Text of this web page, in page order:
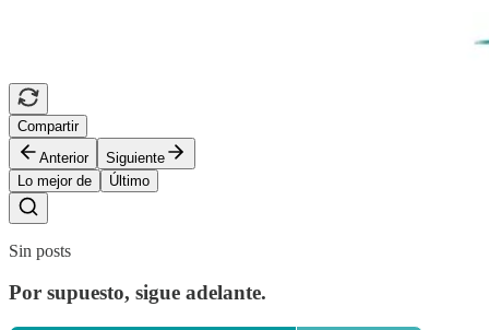
Compartir
Anterior
Siguiente
Lo mejor de
Último
Sin posts
Por supuesto, sigue adelante.